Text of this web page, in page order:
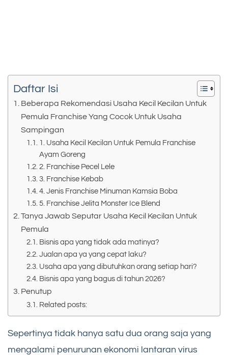
Daftar Isi
Beberapa Rekomendasi Usaha Kecil Kecilan Untuk
Pemula Franchise Yang Cocok Untuk Usaha
Sampingan
1. Usaha Kecil Kecilan Untuk Pemula Franchise
Ayam Goreng
2. Franchise Pecel Lele
3. Franchise Kebab
4. Jenis Franchise Minuman Kamsia Boba
5. Franchise Jelita Monster Ice Blend
Tanya Jawab Seputar Usaha Kecil Kecilan Untuk
Pemula
Bisnis apa yang tidak ada matinya?
Jualan apa ya yang cepat laku?
Usaha apa yang dibutuhkan orang setiap hari?
Bisnis apa yang bagus di tahun 2026?
Penutup
Related posts:
Sepertinya tidak hanya satu dua orang saja yang
mengalami penurunan ekonomi lantaran virus